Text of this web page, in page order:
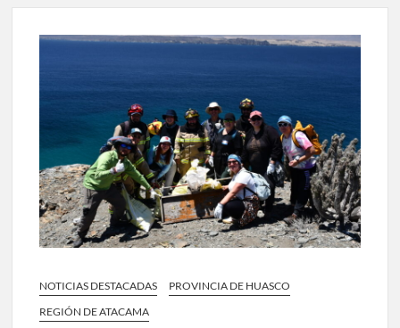
NOTICIAS DESTACADAS
PROVINCIA DE HUASCO
REGIÓN DE ATACAMA